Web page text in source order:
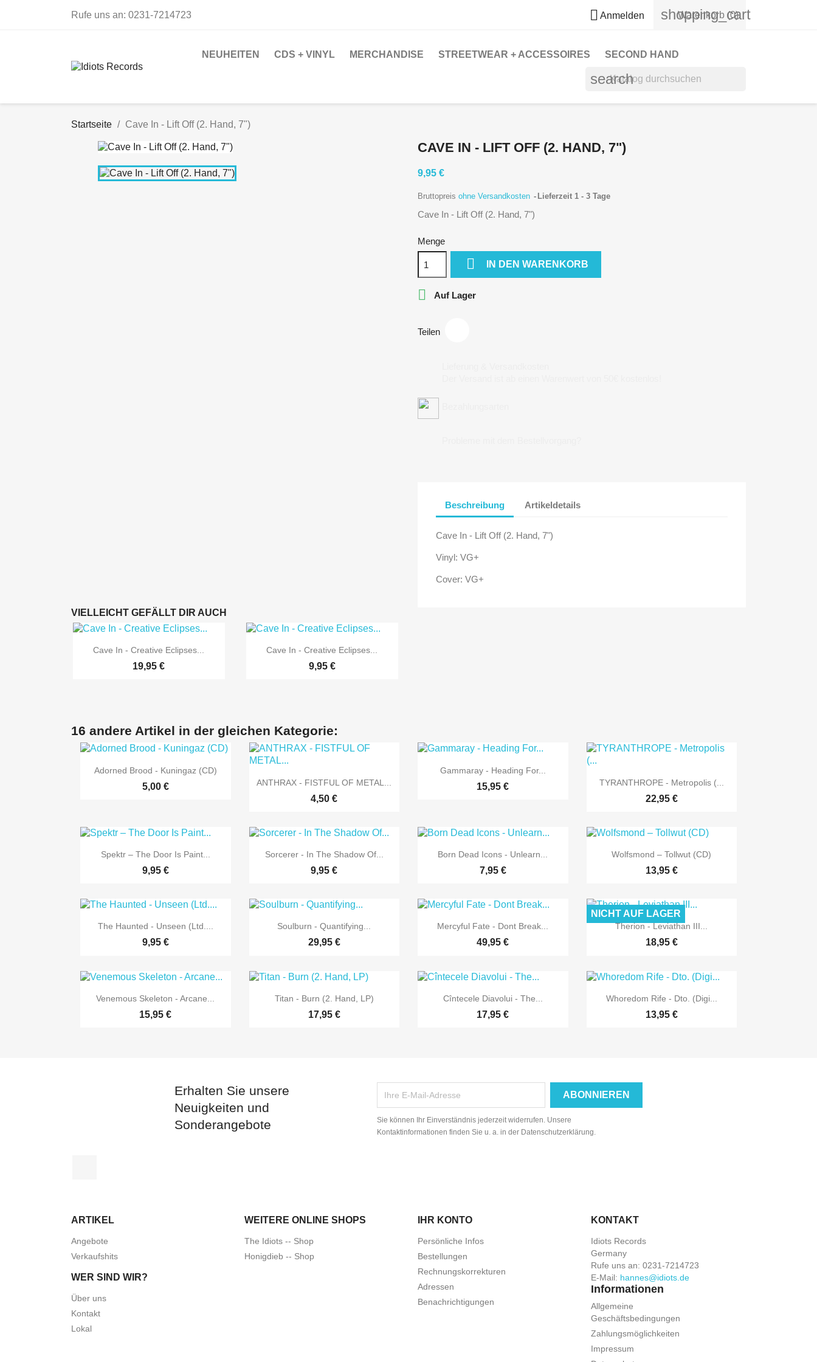
Rufe uns an: 0231-7214723  Anmelden shopping_cart
Warenkorb (0)
NEUHEITEN CDS + VINYL MERCHANDISE STREETWEAR + ACCESSOIRES SECOND HAND
search
Startseite Cave In - Lift Off (2. Hand, 7")
CAVE IN - LIFT OFF (2. HAND, 7")
9,95 €
Bruttopreis ohne Versandkosten Lieferzeit 1 - 3 Tage
Cave In - Lift Off (2. Hand, 7")
Menge
 IN DEN WARENKORB
 Auf Lager
Teilen
Beschreibung Artikeldetails
Cave In - Lift Off (2. Hand, 7")
Vinyl: VG+
Cover: VG+
VIELLEICHT GEFÄLLT DIR AUCH
 Vorschau
Cave In - Creative Eclipses...
19,95 €
 Vorschau
Cave In - Creative Eclipses...
9,95 €
16 andere Artikel in der gleichen Kategorie:
 Vorschau
Adorned Brood - Kuningaz (CD)
5,00 €  Vorschau
ANTHRAX - FISTFUL OF METAL...
4,50 €
 Vorschau
Gammaray - Heading For...
15,95 €  Vorschau
TYRANTHROPE - Metropolis (...
22,95 €
 Vorschau
Spektr ‎– The Door Is Paint...
9,95 €
 Vorschau
Sorcerer - In The Shadow Of...
9,95 €
 Vorschau
Born Dead Icons - Unlearn...
7,95 €
 Vorschau
Wolfsmond ‎– Tollwut (CD)
13,95 €
 Vorschau
The Haunted - Unseen (Ltd....
9,95 €
 Vorschau
Soulburn - Quantifying...
29,95 €
 Vorschau
Mercyful Fate - Dont Break...
49,95 €
 Vorschau
Therion - Leviathan III...
18,95 €
NICHT AUF LAGER
 Vorschau
Venemous Skeleton - Arcane...
15,95 €
 Vorschau
Titan - Burn (2. Hand, LP)
17,95 €
 Vorschau
Cîntecele Diavolui - The...
17,95 €
 Vorschau
Whoredom Rife - Dto. (Digi...
13,95 €
Erhalten Sie unsere
Neuigkeiten und
Sonderangebote
Sie können Ihr Einverständnis jederzeit widerrufen. Unsere
Kontaktinformationen finden Sie u. a. in der Datenschutzerklärung.
ARTIKEL
Angebote
Verkaufshits
WEITERE ONLINE SHOPS
The Idiots -- Shop
Honigdieb -- Shop
WER SIND WIR?
Über uns
Kontakt
Lokal
IHR KONTO
Persönliche Infos
Bestellungen
Rechnungskorrekturen
Adressen
Benachrichtigungen
KONTAKT
Idiots Records
Germany
Rufe uns an: 0231-7214723
E-Mail: hannes@idiots.de
Informationen
Allgemeine
Geschäftsbedingungen
Zahlungsmöglichkeiten
Impressum